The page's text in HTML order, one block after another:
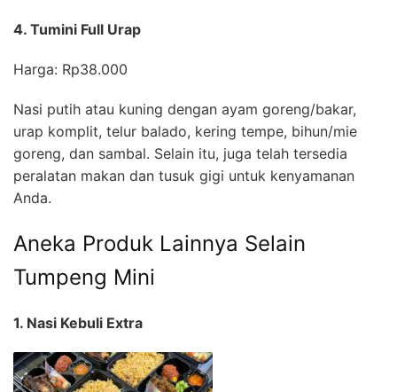
4. Tumini Full Urap
Harga: Rp38.000
Nasi putih atau kuning dengan ayam goreng/bakar,
urap komplit, telur balado, kering tempe, bihun/mie
goreng, dan sambal. Selain itu, juga telah tersedia
peralatan makan dan tusuk gigi untuk kenyamanan
Anda.
Aneka Produk Lainnya Selain
Tumpeng Mini
1. Nasi Kebuli Extra